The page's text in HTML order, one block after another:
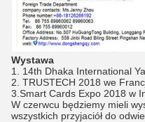
Wystawa
1. 14th Dhaka International
2. TRUSTECH 2018 we
3.Smart Cards Expo 2018 w
W czerwcu będziemy mieli
wszystkich przyjaciół do